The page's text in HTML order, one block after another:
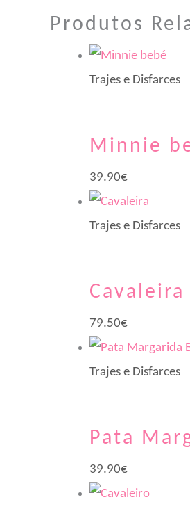
Produtos
Trajes e Disfarces
Minnie
39.90€
Trajes e Disfarces
Cavaleira
79.50€
Trajes e Disfarces
Pata
39.90€